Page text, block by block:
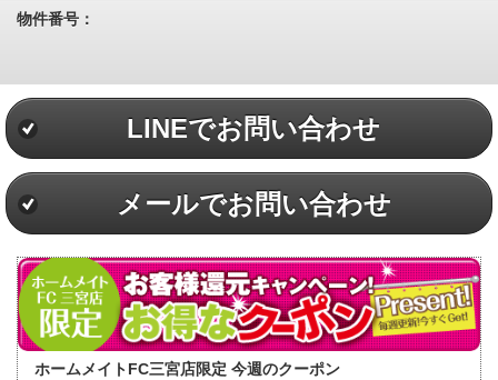
物件番号：
LINEでお問い合わせ
メールでお問い合わせ
ホームメイトFC三宮店限定 今週のクーポン